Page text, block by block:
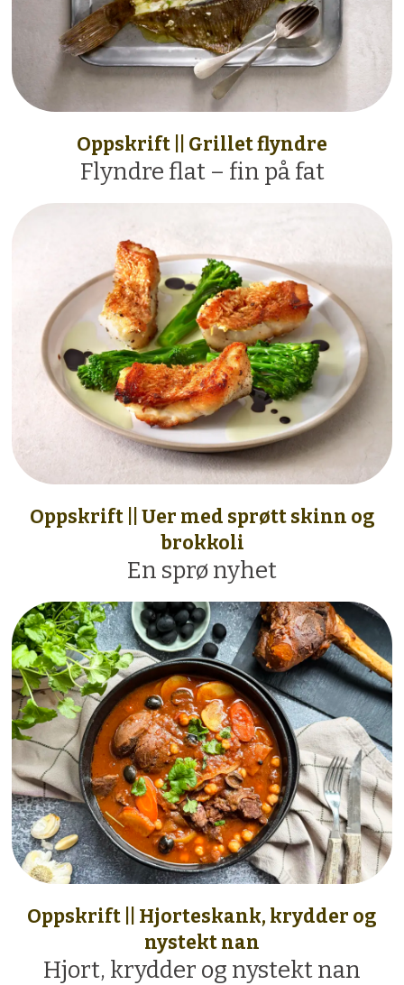
Oppskrift || Grillet flyndre
Flyndre flat – fin på fat
Oppskrift || Uer med sprøtt skinn og
brokkoli
En sprø nyhet
Oppskrift || Hjorteskank, krydder og
nystekt nan
Hjort, krydder og nystekt nan